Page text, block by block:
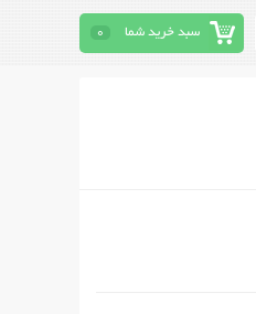
سبد خرید شما 0